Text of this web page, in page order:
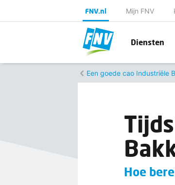
FNV.nl Mijn FNV
Diensten
Een goede cao Industriële
Hoe